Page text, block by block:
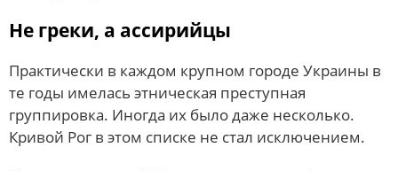
Не греки, а ассирийцы
Практически в каждом крупном городе Украины в
те годы имелась этническая преступная
группировка. Иногда их было даже несколько.
Кривой Рог в этом списке не стал исключением.